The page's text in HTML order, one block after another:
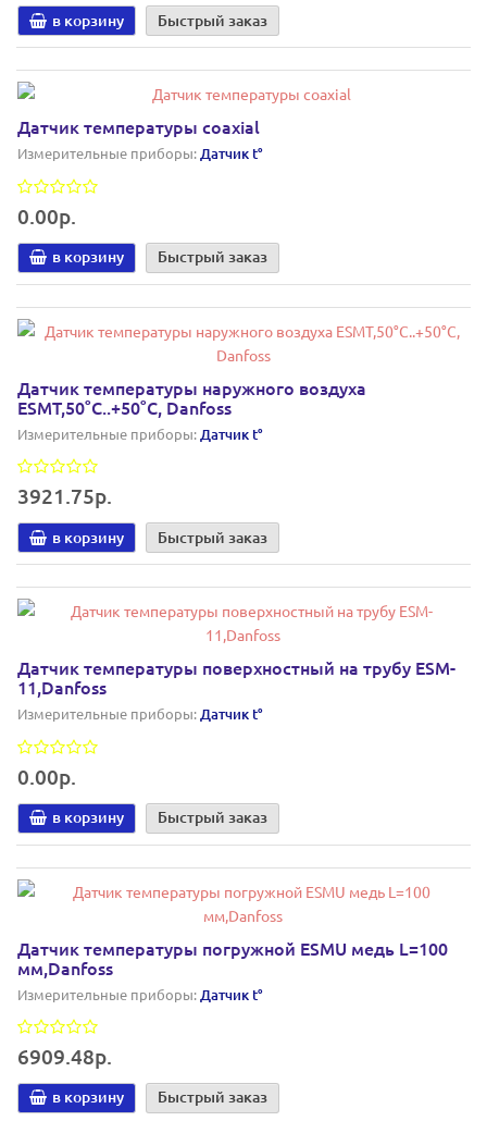
в корзину Быстрый заказ
Датчик температуры coaxial
Измерительные приборы:Датчик t°
0.00р.
в корзину Быстрый заказ
Датчик температуры наружного воздуха
ESMT,50°С..+50°С, Danfoss
Измерительные приборы:Датчик t°
3921.75р.
в корзину Быстрый заказ
Датчик температуры поверхностный на трубу ESM-
11,Danfoss
Измерительные приборы:Датчик t°
0.00р.
в корзину Быстрый заказ
Датчик температуры погружной ESMU медь L=100
мм,Danfoss
Измерительные приборы: Датчик t°
6909.48р.
в корзину Быстрый заказ